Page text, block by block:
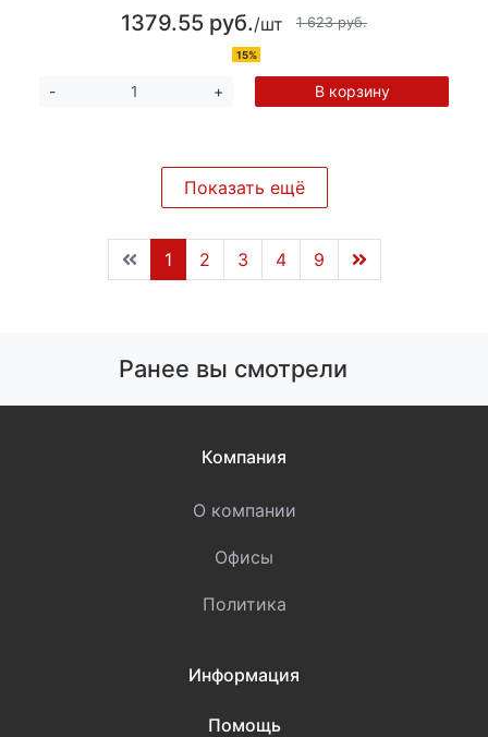
1379.55 руб./шт 1 623 руб.
15%
- + В корзину
Показать ещё
1 2 3 4 9
Ранее вы смотрели
Компания
О компании
Офисы
Политика
Информация
Помощь